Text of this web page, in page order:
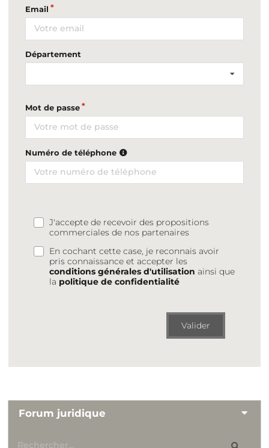
Email
Département
Mot de passe
Numéro de téléphone
J'accepte de recevoir des propositions
commerciales de nos partenaires
En cochant cette case, je reconnais avoir
pris connaissance et accepter les
conditions générales d'utilisation ainsi que
la politique de confidentialité
Valider
Forum juridique